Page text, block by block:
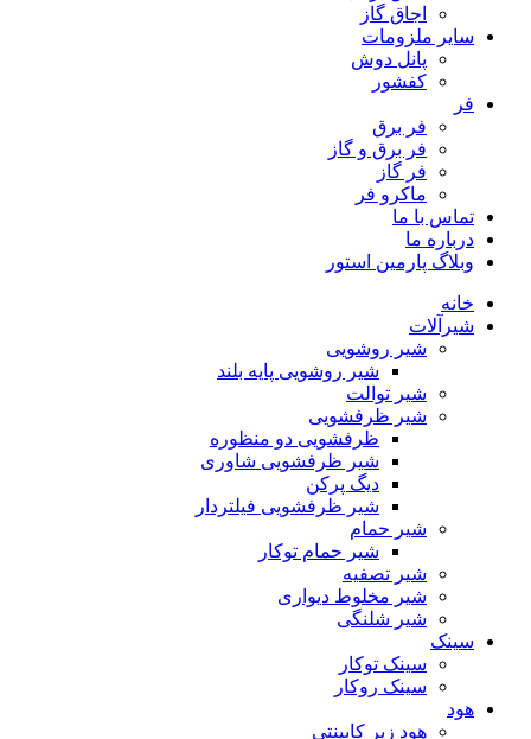
اجاق گاز
سایر ملزومات
پانل دوش
کفشور
فر
فر برق
فر برق و گاز
فر گاز
ماكرو فر
تماس با ما
درباره ما
وبلاگ پارمین استور
خانه
شیرآلات
شیر روشویی
شیر روشویی پایه بلند
شیر توالت
شیر ظرفشویی
ظرفشویی دو منظوره
شیر ظرفشویی شاوری
دیگ پرکن
شیر ظرفشویی فیلتردار
شیر حمام
شیر حمام توکار
شیر تصفیه
شیر مخلوط دیواری
شیر شلنگی
سینک
سینک توکار
سینک روکار
هود
هود زیر كابینتی